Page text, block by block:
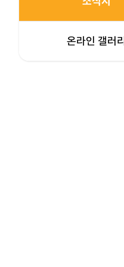
온라인 갤러리